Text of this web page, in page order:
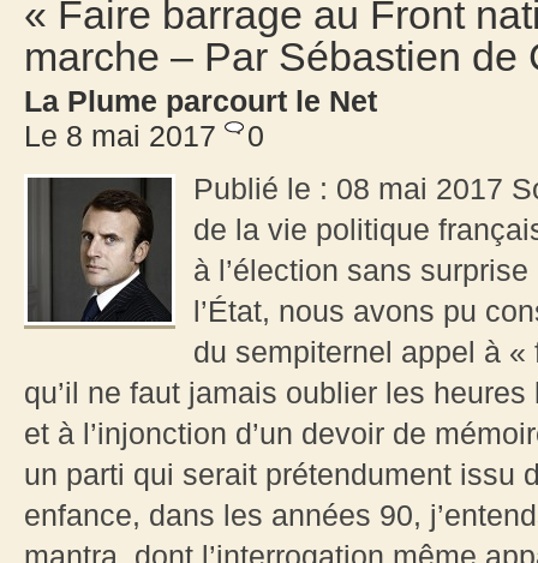
« Faire barrage au Front
marche – Par Sébastien de
La Plume parcourt le Net
Le 8 mai 2017
0
Publié le : 08 mai 2017
de la vie politique
à l’élection sans
l’État, nous avons pu
du sempiternel appel à
qu’il ne faut jamais oublier les
et à l’injonction d’un devoir de
un parti qui serait prétendument issu
enfance, dans les années 90,
mantra, dont l’interrogation même